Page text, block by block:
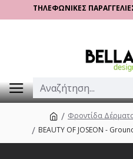
ΤΗΛΕΦΩΝΙΚΕΣ ΠΑΡΑΓΓΕΛΙΕΣ
Φροντίδα
BEAUTY OF JOSEON -